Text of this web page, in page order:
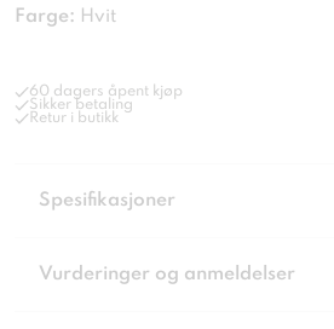
Farge: Hvit
60 dagers åpent kjøp
Sikker betaling
Retur i butikk
Spesifikasjoner
Vurderinger og anmeldelser